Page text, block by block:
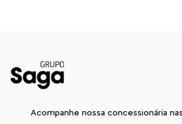
Acompanhe nossa concessionária